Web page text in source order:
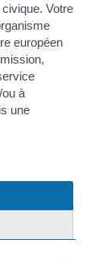
Votre
européen
à
une